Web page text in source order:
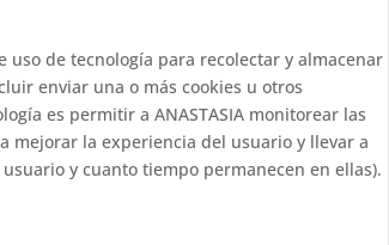
uso de tecnología para recolectar y almacenar
enviar una o más cookies u otros
es permitir a ANASTASIA monitorear las
mejorar la experiencia del usuario y llevar a
y cuanto tiempo permanecen en ellas).